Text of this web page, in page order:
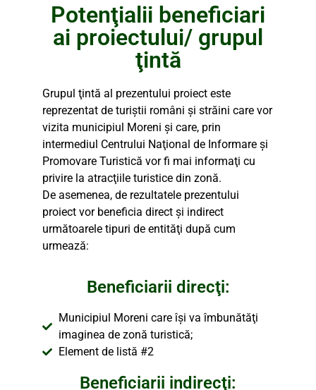
Potenţialii beneficiari
ai proiectului/ grupul
ţintă
Grupul ţintă al prezentului proiect este
reprezentat de turiştii români şi străini care vor
vizita municipiul Moreni şi care, prin
intermediul Centrului Naţional de Informare şi
Promovare Turistică vor fi mai informaţi cu
privire la atracţiile turistice din zonă.
De asemenea, de rezultatele prezentului
proiect vor beneficia direct şi indirect
următoarele tipuri de entităţi după cum
urmează:
Beneficiarii direcţi:
Municipiul Moreni care îşi va îmbunătăţi
imaginea de zonă turistică;
Element de listă #2
Beneficiarii indirecţi: